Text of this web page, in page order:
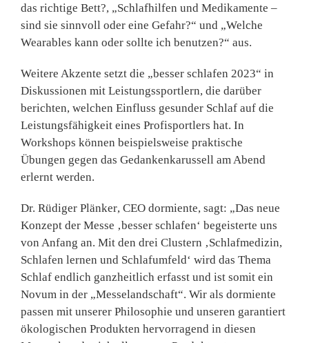
das richtige Bett?, „Schlafhilfen und Medikamente –
sind sie sinnvoll oder eine Gefahr?“ und „Welche
Wearables kann oder sollte ich benutzen?“ aus.
Weitere Akzente setzt die „besser schlafen 2023“ in
Diskussionen mit Leistungssportlern, die darüber
berichten, welchen Einfluss gesunder Schlaf auf die
Leistungsfähigkeit eines Profisportlers hat. In
Workshops können beispielsweise praktische
Übungen gegen das Gedankenkarussell am Abend
erlernt werden.
Dr. Rüdiger Plänker, CEO dormiente, sagt: „Das neue
Konzept der Messe ‚besser schlafen‘ begeisterte uns
von Anfang an. Mit den drei Clustern ‚Schlafmedizin,
Schlafen lernen und Schlafumfeld‘ wird das Thema
Schlaf endlich ganzheitlich erfasst und ist somit ein
Novum in der „Messelandschaft“. Wir als dormiente
passen mit unserer Philosophie und unseren garantiert
ökologischen Produkten hervorragend in diesen